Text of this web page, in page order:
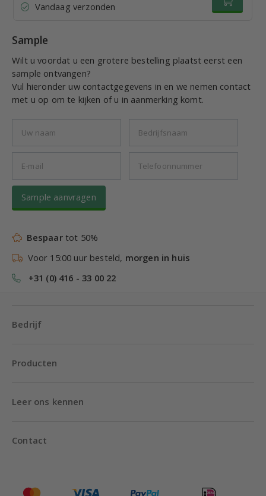
Vandaag verzonden
Sample
Wilt u voordat u een grotere bestelling plaatst eerst een
sample ontvangen?
Vul hieronder uw contactgegevens in en we nemen contact
met u op om te kijken of u in aanmerking komt.
Sample aanvragen
Bespaartot 50%
Voor 15:00 uur besteld, morgen in huis
+31 (0) 416 - 33 00 22
Bedrijf
Producten
Leer ons kennen
Contact